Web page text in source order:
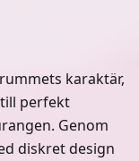
karaktär,
perfekt
Genom
diskret design